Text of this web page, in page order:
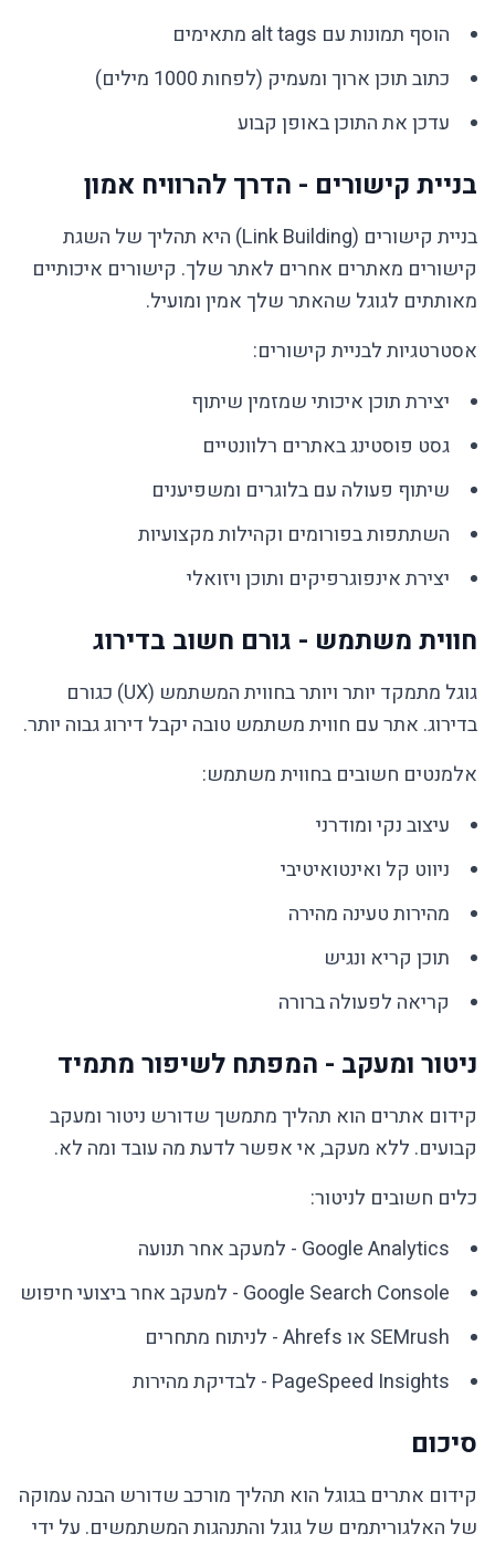
הוסף תמונות עם alt tags מתאימים
כתוב תוכן ארוך ומעמיק (לפחות 1000 מילים)
עדכן את התוכן באופן קבוע
בניית קישורים - הדרך להרוויח אמון
בניית קישורים (Link Building) היא תהליך של השגת
קישורים מאתרים אחרים לאתר שלך. קישורים איכותיים
מאותתים לגוגל שהאתר שלך אמין ומועיל.
אסטרטגיות לבניית קישורים:
יצירת תוכן איכותי שמזמין שיתוף
גסט פוסטינג באתרים רלוונטיים
שיתוף פעולה עם בלוגרים ומשפיענים
השתתפות בפורומים וקהילות מקצועיות
יצירת אינפוגרפיקים ותוכן ויזואלי
חווית משתמש - גורם חשוב בדירוג
גוגל מתמקד יותר ויותר בחווית המשתמש (UX) כגורם
בדירוג. אתר עם חווית משתמש טובה יקבל דירוג גבוה יותר.
אלמנטים חשובים בחווית משתמש:
עיצוב נקי ומודרני
ניווט קל ואינטואיטיבי
מהירות טעינה מהירה
תוכן קריא ונגיש
קריאה לפעולה ברורה
ניטור ומעקב - המפתח לשיפור מתמיד
קידום אתרים הוא תהליך מתמשך שדורש ניטור ומעקב
קבועים. ללא מעקב, אי אפשר לדעת מה עובד ומה לא.
כלים חשובים לניטור:
Google Analytics - למעקב אחר תנועה
Google Search Console - למעקב אחר ביצועי חיפוש
SEMrush או Ahrefs - לניתוח מתחרים
PageSpeed Insights - לבדיקת מהירות
סיכום
קידום אתרים בגוגל הוא תהליך מורכב שדורש הבנה עמוקה
של האלגוריתמים של גוגל והתנהגות המשתמשים. על ידי